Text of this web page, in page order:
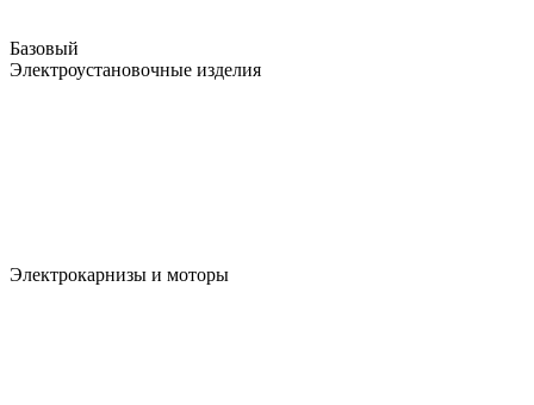
Базовый
Электроустановочные изделия
Электрокарнизы и моторы